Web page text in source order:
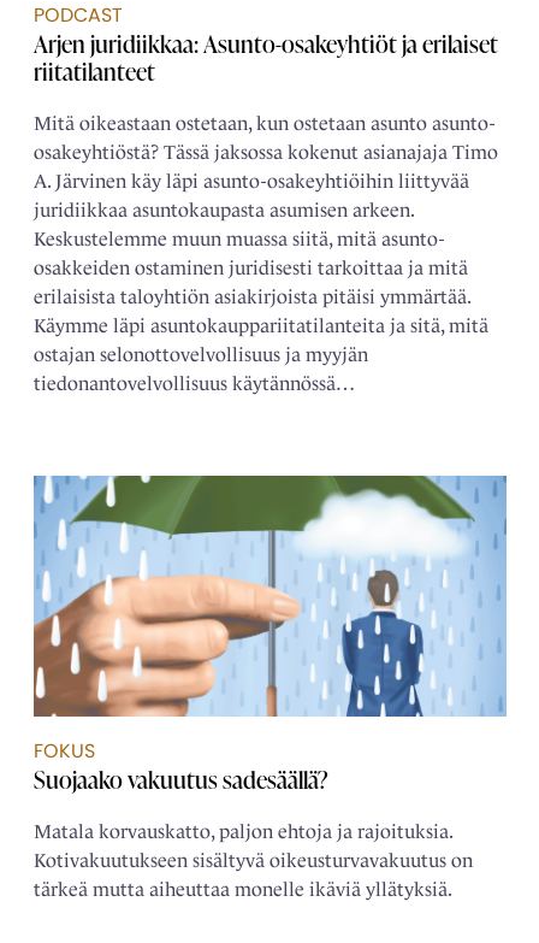
PODCAST
Arjen juridiikkaa: Asunto-osakeyhtiöt ja erilaiset
riitatilanteet
Mitä oikeastaan ostetaan, kun ostetaan asunto asunto-
osakeyhtiöstä? Tässä jaksossa kokenut asianajaja Timo
A. Järvinen käy läpi asunto-osakeyhtiöihin liittyvää
juridiikkaa asuntokaupasta asumisen arkeen.
Keskustelemme muun muassa siitä, mitä asunto-
osakkeiden ostaminen juridisesti tarkoittaa ja mitä
erilaisista taloyhtiön asiakirjoista pitäisi ymmärtää.
Käymme läpi asuntokauppariitatilanteita ja sitä, mitä
ostajan selonottovelvollisuus ja myyjän
tiedonantovelvollisuus käytännössä…
FOKUS
Suojaako vakuutus sadesäällä?
Matala korvauskatto, paljon ehtoja ja rajoituksia.
Kotivakuutukseen sisältyvä oikeusturvavakuutus on
tärkeä mutta aiheuttaa monelle ikäviä yllätyksiä.